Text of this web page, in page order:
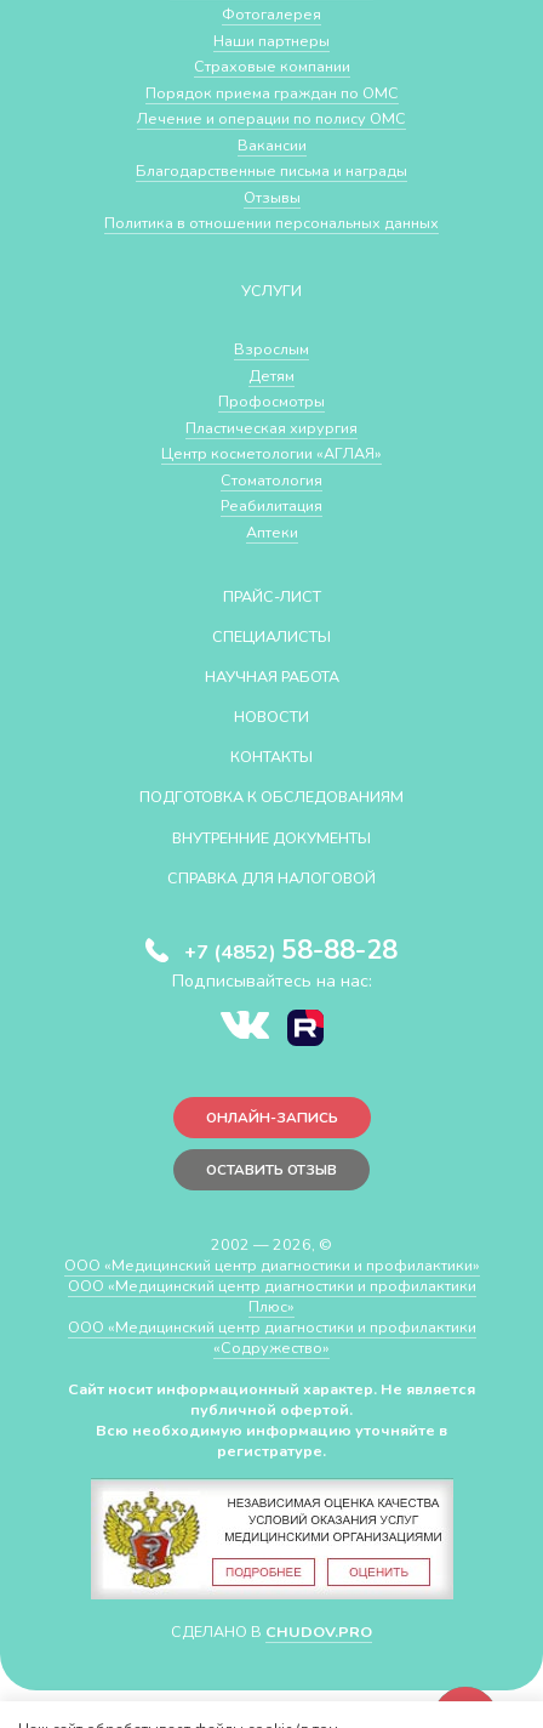
Фотогалерея
Наши партнеры
Страховые компании
Порядок приема граждан по ОМС
Лечение и операции по полису ОМС
Вакансии
Благодарственные письма и награды
Отзывы
Политика в отношении персональных данных
УСЛУГИ
Взрослым
Детям
Профосмотры
Пластическая хирургия
Центр косметологии «АГЛАЯ»
Стоматология
Реабилитация
Аптеки
ПРАЙС-ЛИСТ
СПЕЦИАЛИСТЫ
НАУЧНАЯ РАБОТА
НОВОСТИ
КОНТАКТЫ
ПОДГОТОВКА К ОБСЛЕДОВАНИЯМ
ВНУТРЕННИЕ ДОКУМЕНТЫ
СПРАВКА ДЛЯ НАЛОГОВОЙ
+7 (4852) 58-88-28
Подписывайтесь на нас:
ОНЛАЙН-ЗАПИСЬ
ОСТАВИТЬ ОТЗЫВ
2002 — 2026, ©
ООО «Медицинский центр диагностики и профилактики»
ООО «Медицинский центр диагностики и профилактики
Плюс»
ООО «Медицинский центр диагностики и профилактики
«Cодружество»
Сайт носит информационный характер. Не является
публичной офертой.
Всю необходимую информацию уточняйте в
регистратуре.
СДЕЛАНО В CHUDOV.PRO